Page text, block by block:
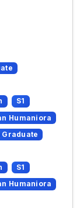
S1
Humaniora
Graduate
S1
Humaniora